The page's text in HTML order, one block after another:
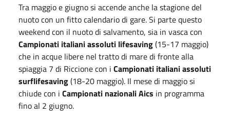
Tra maggio e giugno si accende anche la stagione del
nuoto con un fitto calendario di gare. Si parte questo
weekend con il nuoto di salvamento, sia in vasca con
Campionati italiani assoluti lifesaving(15-17 maggio)
che in acque libere nel tratto di mare di fronte alla
spiaggia 7 di Riccione con i Campionati italiani assoluti
surflifesaving(18-20 maggio). Il mese di maggio si
chiude con i Campionati nazionali Aics in programma
fino al 2 giugno.